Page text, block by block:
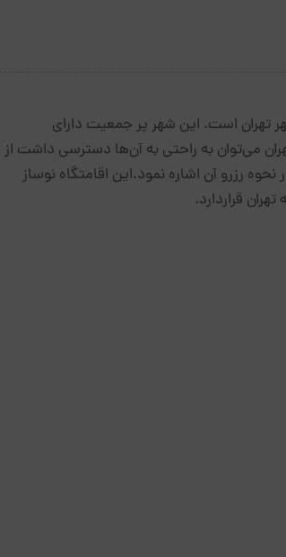
تهران است. این شهر پر جمعیت دارای
می‌توان به راحتی به آن‌ها دسترسی داشت از
رزرو آن اشاره نمود.این اقامتگاه نوساز